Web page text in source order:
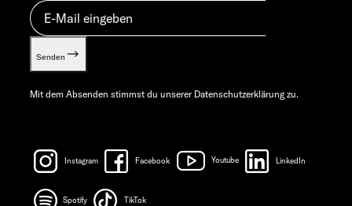
Senden
Mit dem Absenden stimmst du unserer Datenschutzerklärung zu.
Instagram Facebook Youtube LinkedIn
Spotify TikTok